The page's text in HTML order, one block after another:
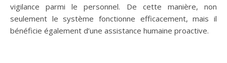
vigilance parmi le personnel. De cette manière, non
seulement le système fonctionne efficacement, mais il
bénéficie également d’une assistance humaine proactive.